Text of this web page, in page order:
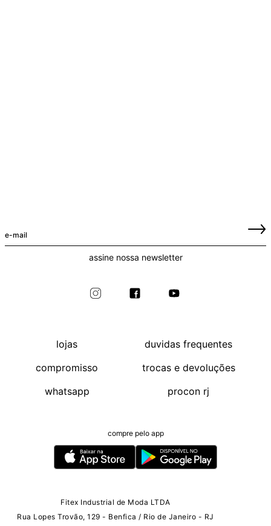
assine nossa newsletter
lojas
compromisso
whatsapp
duvidas frequentes
trocas e devoluções
procon rj
compre pelo app
Fitex Industrial de Moda LTDA
Rua Lopes Trovão, 129 - Benfica / Rio de Janeiro - RJ